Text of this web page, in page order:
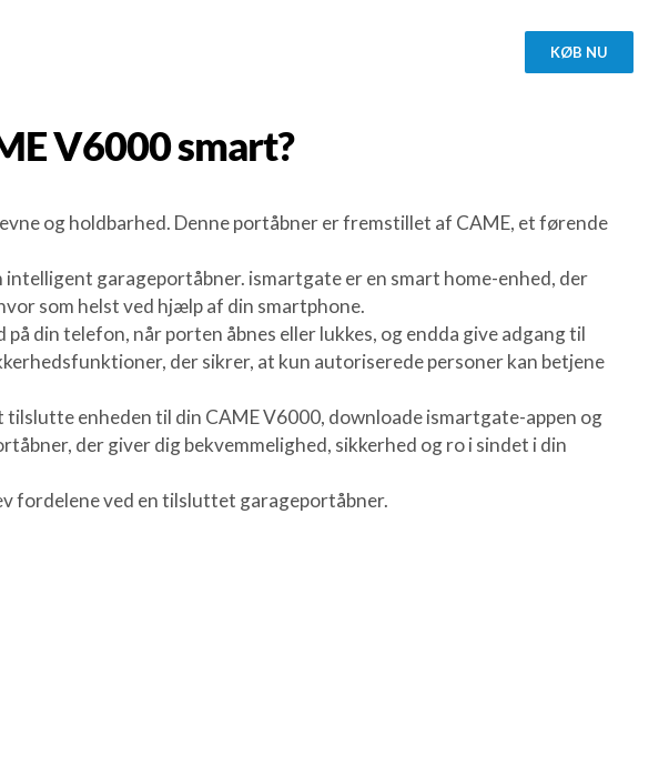
KØB NU
V6000smart?
og holdbarhed. Denne portåbner er fremstillet af CAME, et førende
garageportåbner. ismartgate er en smart home-enhed, der
som helst ved hjælp af din smartphone.
din telefon, når porten åbnes eller lukkes, og endda give adgang til
der sikrer, at kun autoriserede personer kan betjene
enheden til din CAME V6000, downloade ismartgate-appen og
der giver dig bekvemmelighed, sikkerhed og ro i sindet i din
fordelene ved en tilsluttet garageportåbner.